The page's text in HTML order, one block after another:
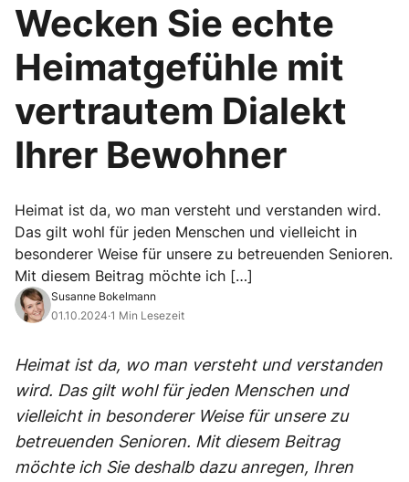
Wecken Sie echte
Heimatgefühle mit
vertrautem Dialekt
Ihrer Bewohner
Heimat ist da, wo man versteht und verstanden wird.
Das gilt wohl für jeden Menschen und vielleicht in
besonderer Weise für unsere zu betreuenden Senioren.
Mit diesem Beitrag möchte ich […]
Susanne Bokelmann
01.10.2024·1 Min Lesezeit
Heimat ist da, wo man versteht und verstanden
wird. Das gilt wohl für jeden Menschen und
vielleicht in besonderer Weise für unsere zu
betreuenden Senioren. Mit diesem Beitrag
möchte ich Sie deshalb dazu anregen, Ihren